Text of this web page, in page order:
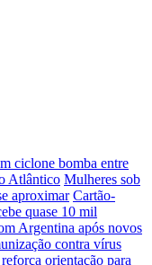
ciclone bomba entre
Atlântico Mulheres sob
aproximar Cartão-
quase 10 mil
Argentina após novos
contra vírus
orientação para